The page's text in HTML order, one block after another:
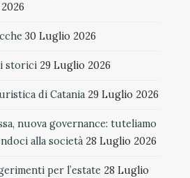
30 Luglio 2026
storici 29 Luglio 2026
di Catania 29 Luglio 2026
nuova governance: tuteliamo
alla società 28 Luglio 2026
per l’estate 28 Luglio